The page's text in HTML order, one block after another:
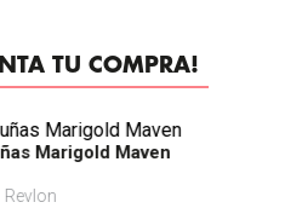
TU COMPRA!
Marigold Maven
Revlon